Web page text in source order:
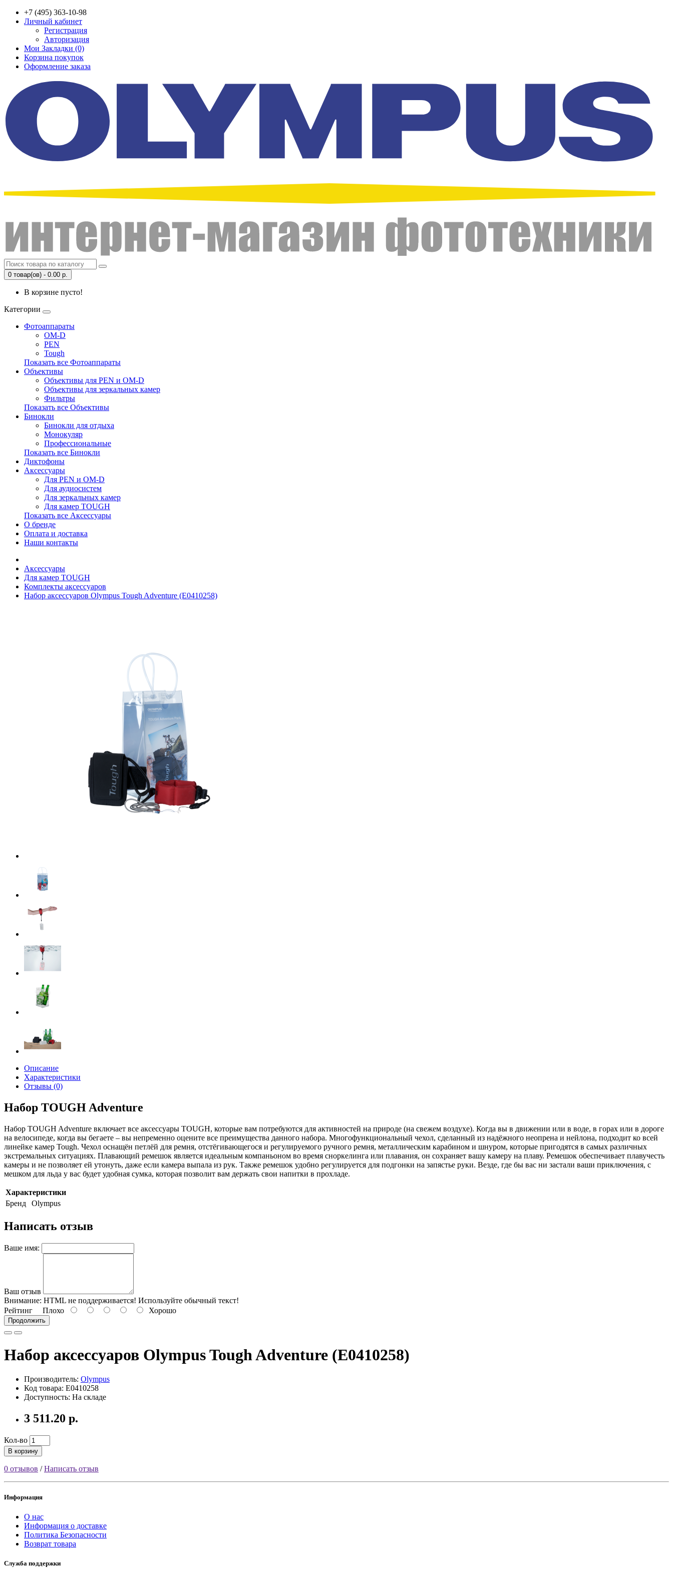
+7 (495) 363-10-98
Личный кабинет
Регистрация
Авторизация
Мои Закладки (0)
Корзина покупок
Оформление заказа
0 товар(ов) - 0.00 р.
В корзине пусто!
Категории
Фотоаппараты
OM-D
PEN
Tough
Показать все Фотоаппараты
Объективы
Объективы для PEN и OM-D
Объективы для зеркальных камер
Фильтры
Показать все Объективы
Бинокли
Бинокли для отдыха
Монокуляр
Профессиональные
Показать все Бинокли
Диктофоны
Аксессуары
Для PEN и OM-D
Для аудиосистем
Для зеркальных камер
Для камер TOUGH
Показать все Аксессуары
О бренде
Оплата и доставка
Наши контакты
Аксессуары
Для камер TOUGH
Комплекты аксессуаров
Набор аксессуаров Olympus Tough Adventure (E0410258)
Описание
Характеристики
Отзывы (0)
Набор TOUGH Adventure
Набор TOUGH Adventure включает все аксессуары TOUGH, которые вам потребуются для активностей на природе (на свежем воздухе). Когда вы в движении или в воде, в горах или в дороге
на велосипеде, когда вы бегаете – вы непременно оцените все преимущества данного набора. Многофункциональный чехол, сделанный из надёжного неопрена и нейлона, подходит ко всей
линейке камер Tough. Чехол оснащён петлёй для ремня, отстёгивающегося и регулируемого ручного ремня, металлическим карабином и шнуром, которые пригодятся в самых различных
экстремальных ситуациях. Плавающий ремешок является идеальным компаньоном во время сноркелинга или плавания, он сохраняет вашу камеру на плаву. Ремешок обеспечивает плавучесть
камеры и не позволяет ей утонуть, даже если камера выпала из рук. Также ремешок удобно регулируется для подгонки на запястье руки. Везде, где бы вас ни застали ваши приключения, с
мешком для льда у вас будет удобная сумка, которая позволит вам держать свои напитки в прохладе.
Характеристики
Бренд
Olympus
Написать отзыв
Ваше имя:
Ваш отзыв
Внимание: HTML не поддерживается! Используйте обычный текст!
Рейтинг Плохо Хорошо
Продолжить
Набор аксессуаров Olympus Tough Adventure (E0410258)
Производитель: Olympus
Код товара: E0410258
Доступность: На складе
3 511.20 р.
Кол-во
В корзину
0 отзывов /Написать отзыв
Информация
О нас
Информация о доставке
Политика Безопасности
Возврат товара
Служба поддержки